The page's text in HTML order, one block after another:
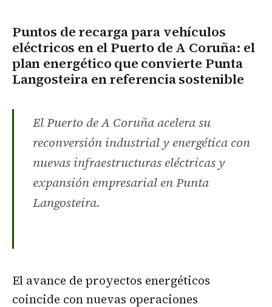
Puntos de recarga para vehículos
eléctricos en el Puerto de A Coruña: el
plan energético que convierte Punta
Langosteira en referencia sostenible
El Puerto de A Coruña acelera su
reconversión industrial y energética con
nuevas infraestructuras eléctricas y
expansión empresarial en Punta
Langosteira.
El avance de proyectos energéticos
coincide con nuevas operaciones